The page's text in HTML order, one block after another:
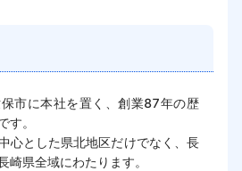
市に本社を置く、創業87年の歴
す。
心とした県北地区だけでなく、長
崎県全域にわたります。